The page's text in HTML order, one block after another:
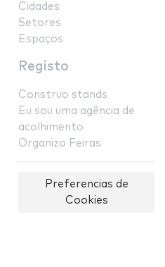
Cidades
Setores
Espaços
Registo
Construo stands
Eu sou uma agência de
acolhimento
Organizo Feiras
Preferencias de
Cookies